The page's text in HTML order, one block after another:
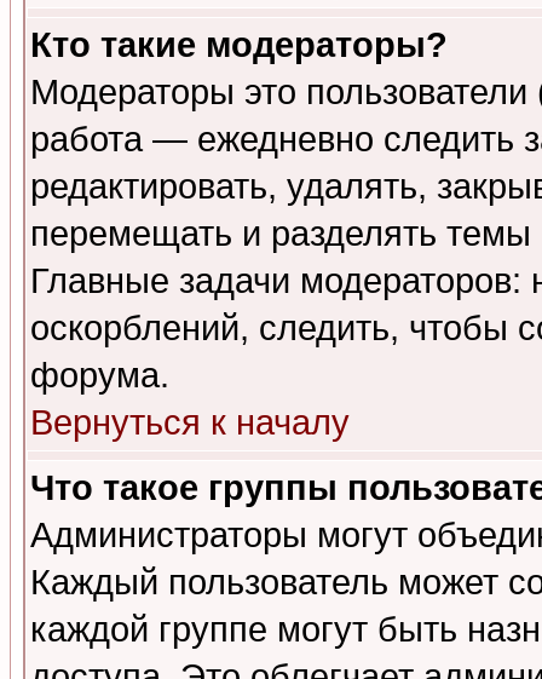
Кто такие модераторы?
Модераторы это
работа — ежедневно следить
редактировать, удалять,
перемещать и разделять
Главные задачи
оскорблений, следить, чтобы
форума.
Вернуться к началу
Что такое группы
Администраторы могут
Каждый пользователь может
каждой группе могут быть